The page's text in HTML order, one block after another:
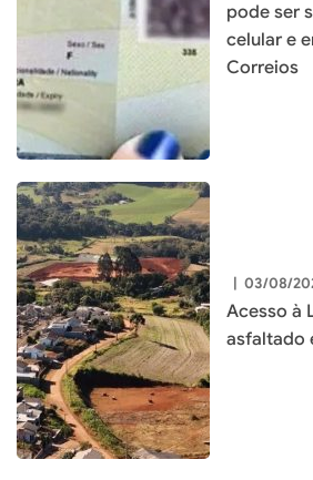
pode ser
celular e
Correios
| 03/08/
Acesso à
asfaltado